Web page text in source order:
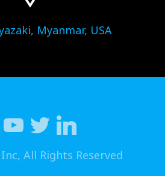
Myanmar, USA
All Rights Reserved